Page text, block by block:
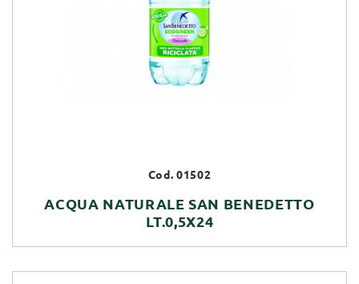
Cod. 01502
ACQUA NATURALE SAN BENEDETTO
LT.0,5X24